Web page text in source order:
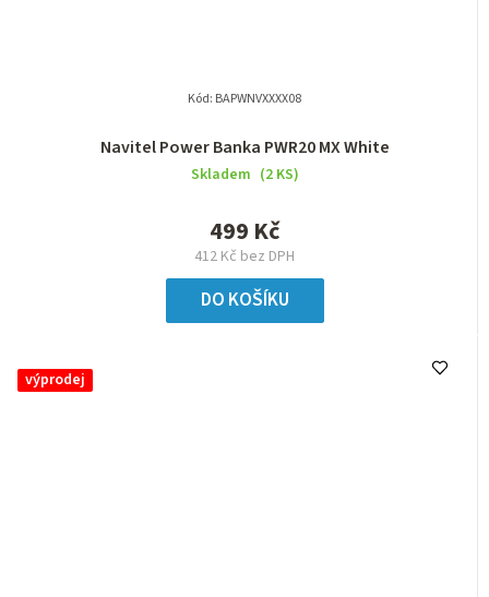
Navitel Power Banka PWR20 MX White
Skladem (2 KS)
412 Kč bez DPH
499 Kč
DO KOŠÍKU
Kód: BAPWNVXXXX08
výprodej